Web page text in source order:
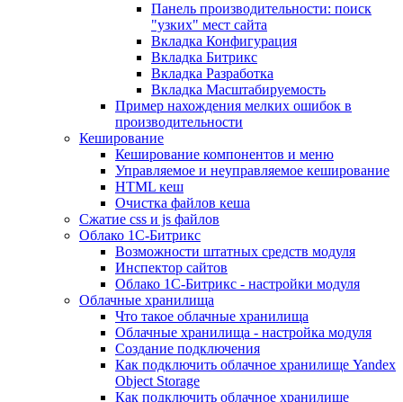
Панель производительности: поиск
"узких" мест сайта
Вкладка Конфигурация
Вкладка Битрикс
Вкладка Разработка
Вкладка Масштабируемость
Пример нахождения мелких ошибок в
производительности
Кеширование
Кеширование компонентов и меню
Управляемое и неуправляемое кеширование
HTML кеш
Очистка файлов кеша
Сжатие css и js файлов
Облако 1С-Битрикс
Возможности штатных средств модуля
Инспектор сайтов
Облако 1С-Битрикс - настройки модуля
Облачные хранилища
Что такое облачные хранилища
Облачные хранилища - настройка модуля
Создание подключения
Как подключить облачное хранилище Yandex
Object Storage
Как подключить облачное хранилище